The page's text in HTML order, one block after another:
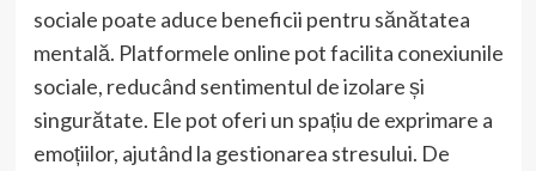
sociale poate aduce beneficii pentru sănătatea
mentală. Platformele online pot facilita conexiunile
sociale, reducând sentimentul de izolare și
singurătate. Ele pot oferi un spațiu de exprimare a
emoțiilor, ajutând la gestionarea stresului. De